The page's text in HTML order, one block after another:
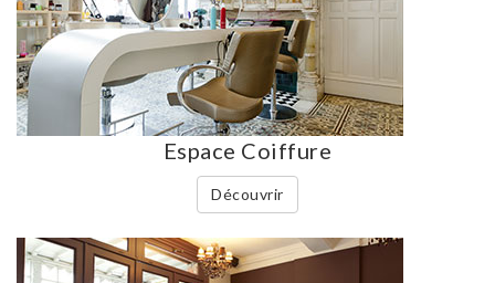
Espace Coiffure
Découvrir